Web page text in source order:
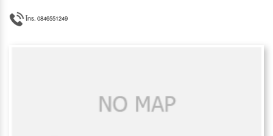
โทร. 0846551249